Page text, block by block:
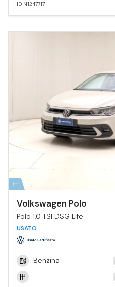
ID N1247717
Volkswagen Polo
Polo 1.0 TSI DSG Life
USATO
Benzina
-